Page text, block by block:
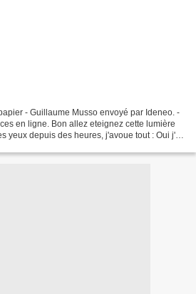
- Guillaume Musso envoyé par Ideneo. -
en ligne. Bon allez eteignez cette lumière
yeux depuis des heures, j'avoue tout : Oui j'ai